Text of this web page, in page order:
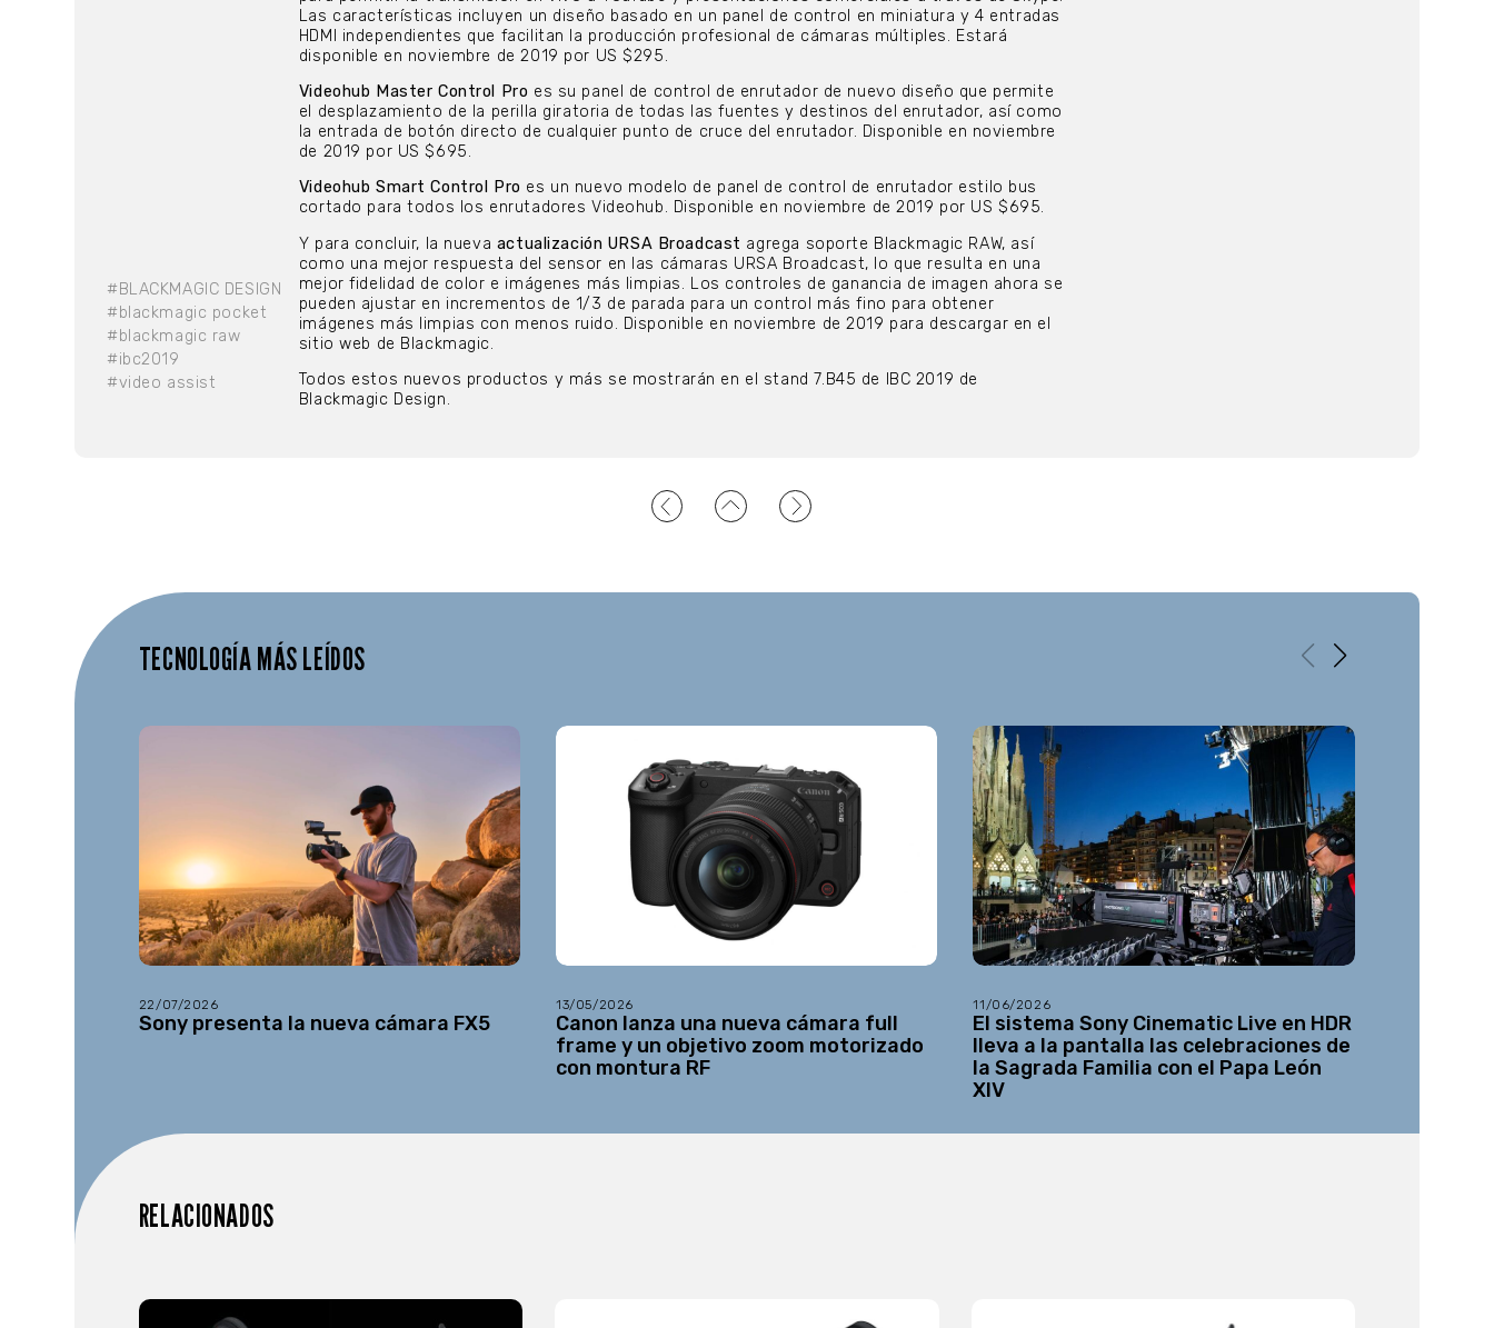
#BLACKMAGIC DESIGN
#blackmagic pocket
#blackmagic raw
#ibc2019
#video assist
Las características incluyen un diseño basado en un panel de control en miniatura y 4 entradas
HDMI independientes que facilitan la producción profesional de cámaras múltiples. Estará
disponible en noviembre de 2019 por US $295.
Videohub Master Control Pro es su panel de control de enrutador de nuevo diseño que permite
el desplazamiento de la perilla giratoria de todas las fuentes y destinos del enrutador, así como
la entrada de botón directo de cualquier punto de cruce del enrutador. Disponible en noviembre
de 2019 por US $695.
Videohub Smart Control Pro es un nuevo modelo de panel de control de enrutador estilo bus
cortado para todos los enrutadores Videohub. Disponible en noviembre de 2019 por US $695.
Y para concluir, la nueva actualización URSA Broadcast agrega soporte Blackmagic RAW, así
como una mejor respuesta del sensor en las cámaras URSA Broadcast, lo que resulta en una
mejor fidelidad de color e imágenes más limpias. Los controles de ganancia de imagen ahora se
pueden ajustar en incrementos de 1/3 de parada para un control más fino para obtener
imágenes más limpias con menos ruido. Disponible en noviembre de 2019 para descargar en el
sitio web de Blackmagic.
Todos estos nuevos productos y más se mostrarán en el stand 7.B45 de IBC 2019 de
Blackmagic Design.
TECNOLOGÍA MÁS LEÍDOS
22/07/2026
Sony presenta la nueva cámara FX5
13/05/2026
Canon lanza una nueva cámara full
frame y un objetivo zoom motorizado
con montura RF
11/06/2026
El sistema Sony Cinematic Live en HDR
lleva a la pantalla las celebraciones de
la Sagrada Familia con el Papa León
XIV
RELACIONADOS